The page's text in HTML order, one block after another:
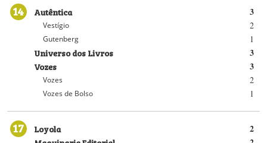
14 3
Autêntica
2
Vestígio
1
Gutenberg
3
Universo dos Livros
3
Vozes
2
Vozes
1
Vozes de Bolso
17 2
Loyola